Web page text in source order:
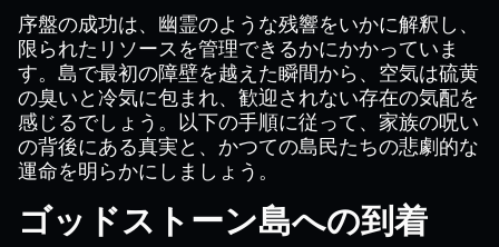
序盤の成功は、幽霊のような残響をいかに解釈し、
限られたリソースを管理できるかにかかっていま
す。島で最初の障壁を越えた瞬間から、空気は硫黄
の臭いと冷気に包まれ、歓迎されない存在の気配を
感じるでしょう。以下の手順に従って、家族の呪い
の背後にある真実と、かつての島民たちの悲劇的な
運命を明らかにしましょう。
ゴッドストーン島への到着